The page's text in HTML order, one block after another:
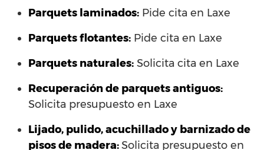
Parquets laminados: Pide cita en Laxe
Parquets flotantes: Pide cita en Laxe
Parquets naturales: Solicita cita en Laxe
Recuperación de parquets antiguos:
Solicita presupuesto en Laxe
Lijado, pulido, acuchillado y barnizado de
pisos de madera:Solicita presupuesto en